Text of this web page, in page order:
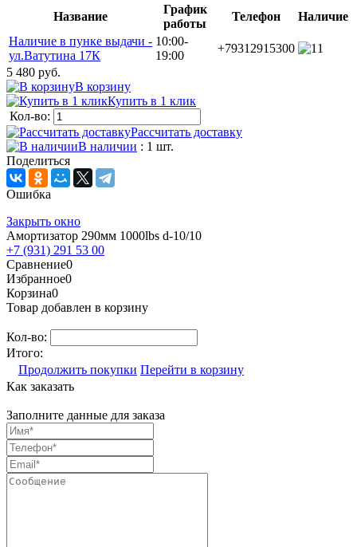
Название
График
работы
Телефон
Наличие
Наличие в пунке выдачи -
ул.Ватутина 17К
10:00-
19:00
+79312915300
1
5 480 руб.
В корзину
Купить в 1 клик
Кол-во:
Рассчитать доставку
В наличии : 1 шт.
Поделиться
Ошибка
Закрыть окно
Амортизатор 290мм 1000lbs d-10/10
+7 (931) 291 53 00
Сравнение0
Избранное0
Корзина0
Товар добавлен в корзину
Кол-во:
Итого:
Продолжить покупки Перейти в корзину
Как заказать
Заполните данные для заказа